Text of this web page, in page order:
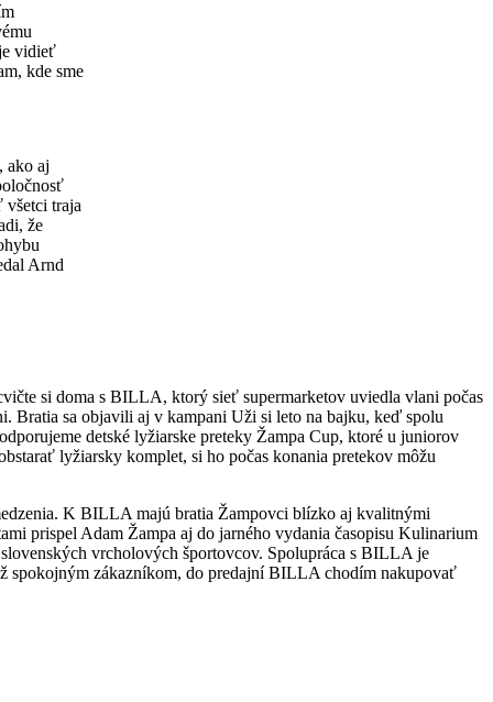
vidieť
kde sme
ako aj
všetci traja
že
Arnd
si doma s BILLA, ktorý sieť supermarketov uviedla vlani počas
Bratia sa objavili aj v kampani Uži si leto na bajku, keď spolu
detské lyžiarske preteky Žampa Cup, ktoré u juniorov
lyžiarsky komplet, si ho počas konania pretekov môžu
K BILLA majú bratia Žampovci blízko aj kvalitnými
prispel Adam Žampa aj do jarného vydania časopisu Kulinarium
vrcholových športovcov. Spolupráca s BILLA je
spokojným zákazníkom, do predajní BILLA chodím nakupovať